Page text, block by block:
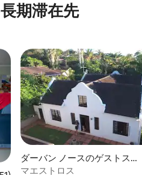
期滞在先
ダーバン ノースのゲストス
イート
マエストロス